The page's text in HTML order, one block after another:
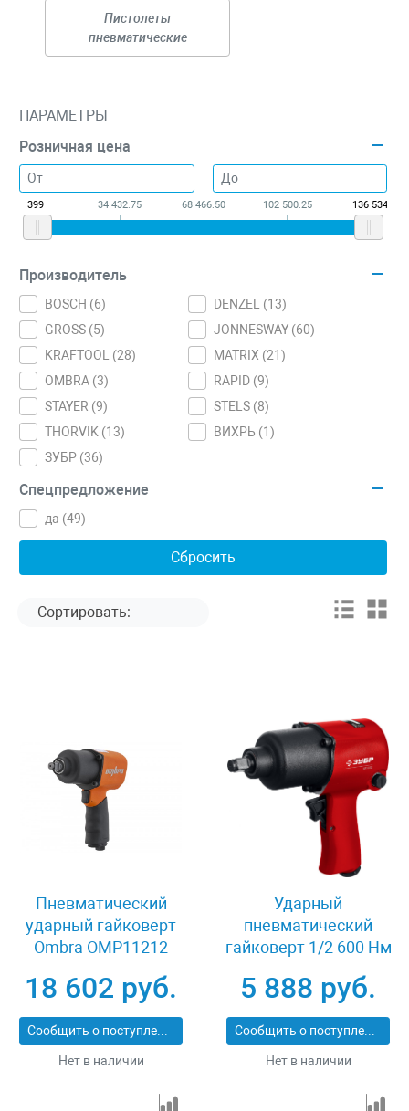
Пистолеты
пневматические
ПАРАМЕТРЫ
Розничная цена
399 34 432.75 68 466.50 102 500.25 136 534
Производитель
BOSCH (6) DENZEL (13)
GROSS (5) JONNESWAY (60)
KRAFTOOL (28) MATRIX (21)
OMBRA (3) RAPID (9)
STAYER (9) STELS (8)
THORVIK (13) ВИХРЬ (1)
ЗУБР (36)
Спецпредложение
да (49)
Пневматический
ударный гайковерт
Ombra OMP11212
18 602 руб.
Сообщить о поступлении
Нет в наличии
Ударный
пневматический
гайковерт 1/2 600 Нм
5 888 руб.
Сообщить о поступлении
Нет в наличии